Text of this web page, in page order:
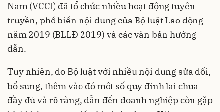
Nam (VCCI) đã tổ chức nhiều hoạt động tuyên
truyền, phổ biến nội dung của Bộ luật Lao động
năm 2019 (BLLĐ 2019) và các văn bản hướng
dẫn.
Tuy nhiên, do Bộ luật với nhiều nội dung sửa đổi,
bổ sung, thêm vào đó một số quy định lại chưa
đầy đủ và rõ ràng, dẫn đến doanh nghiệp còn gặp